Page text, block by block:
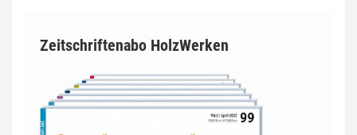
Zeitschriftenabo HolzWerken